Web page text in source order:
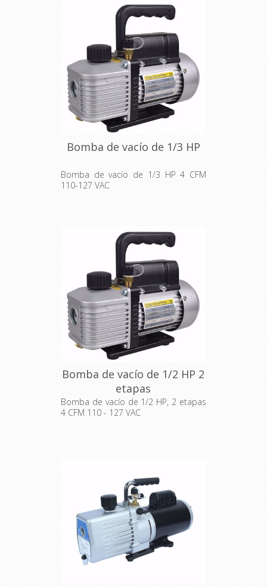
Bomba de vacío de 1/3 HP
Bomba de vacío de 1/3 HP 4 CFM
110-127 VAC
Bomba de vacío de 1/2 HP 2
etapas
Bomba de vacío de 1/2 HP, 2 etapas
4 CFM 110 - 127 VAC